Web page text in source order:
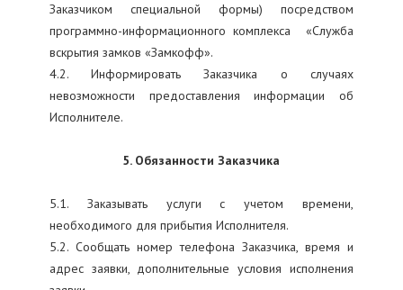
Заказчиком специальной формы) посредством
программно-информационного комплекса «Служба
вскрытия замков «Замкофф».
4.2. Информировать Заказчика о случаях
невозможности предоставления информации об
Исполнителе.
5. Обязанности Заказчика
5.1. Заказывать услуги с учетом времени,
необходимого для прибытия Исполнителя.
5.2. Сообщать номер телефона Заказчика, время и
адрес заявки, дополнительные условия исполнения